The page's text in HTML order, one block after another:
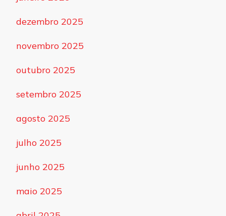
dezembro 2025
novembro 2025
outubro 2025
setembro 2025
agosto 2025
julho 2025
junho 2025
maio 2025